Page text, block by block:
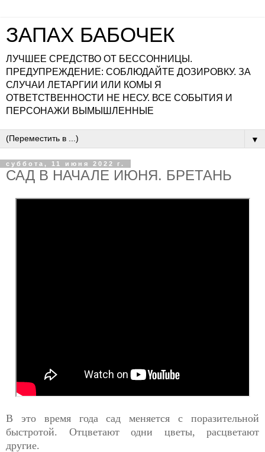
ЗАПАХ БАБОЧЕК
ЛУЧШЕЕ СРЕДСТВО ОТ БЕССОННИЦЫ.
ПРЕДУПРЕЖДЕНИЕ: СОБЛЮДАЙТЕ ДОЗИРОВКУ. ЗА
СЛУЧАИ ЛЕТАРГИИ ИЛИ КОМЫ Я
ОТВЕТСТВЕННОСТИ НЕ НЕСУ. ВСЕ СОБЫТИЯ И
ПЕРСОНАЖИ ВЫМЫШЛЕННЫЕ
▼
суббота, 11 июня 2022 г.
САД В НАЧАЛЕ ИЮНЯ. БРЕТАНЬ
В это время года сад меняется с поразительной
быстротой. Отцветают одни цветы, расцветают
другие.